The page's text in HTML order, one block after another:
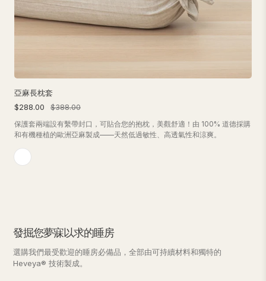
亞麻長枕套
$288.00
$388.00
保護套兩端設有繫帶封口，可貼合您的抱枕，美觀舒適！由 100% 道德採購
和有機種植的歐洲亞麻製成——天然低過敏性、高透氣性和涼爽。
發掘您夢寐以求的睡房
選購我們最受歡迎的睡房必備品，全部由可持續材料和獨特的
Heveya® 技術製成。